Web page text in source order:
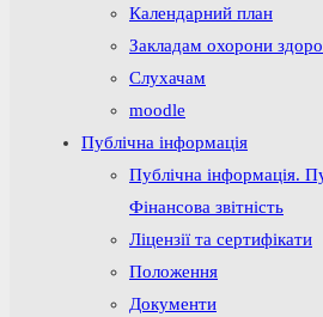
Календарний план
Закладам охорони
Слухачам
moodle
Публічна інформація
Публічна інформація.
Фінансова звітність
Ліцензії та сертифікати
Положення
Документи